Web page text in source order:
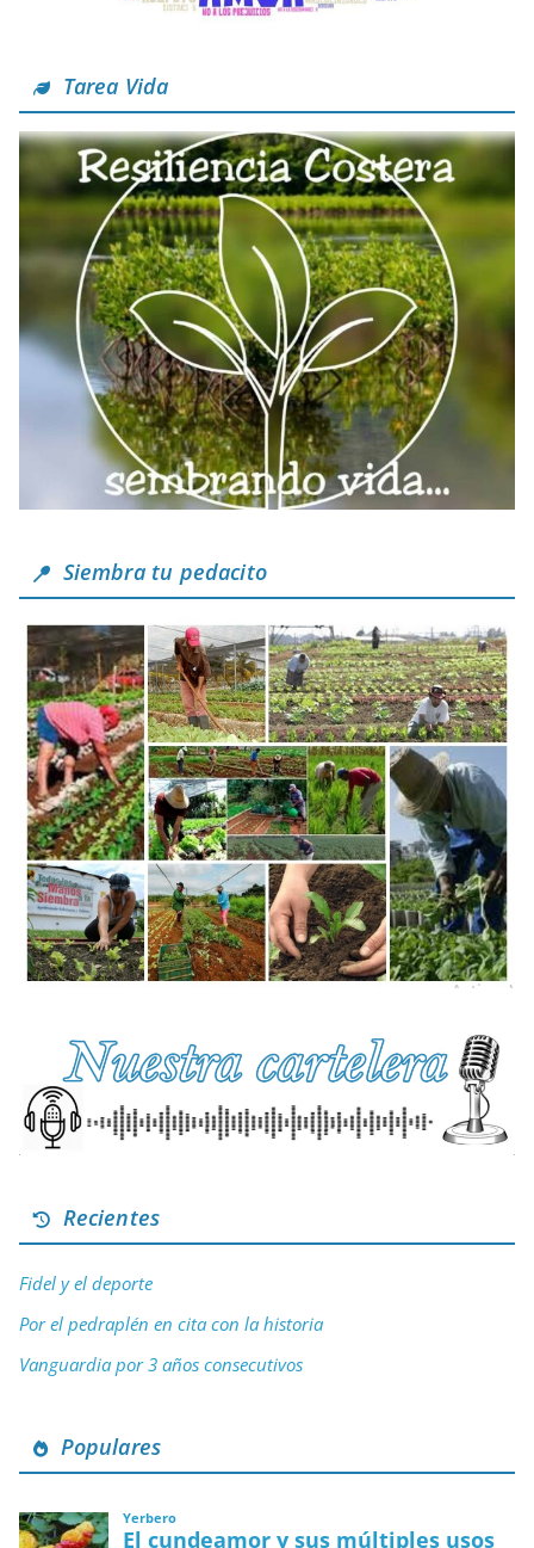
Tarea Vida
Siembra tu pedacito
Recientes
Fidel y el deporte
Por el pedraplén en cita con la historia
Vanguardia por 3 años consecutivos
Populares